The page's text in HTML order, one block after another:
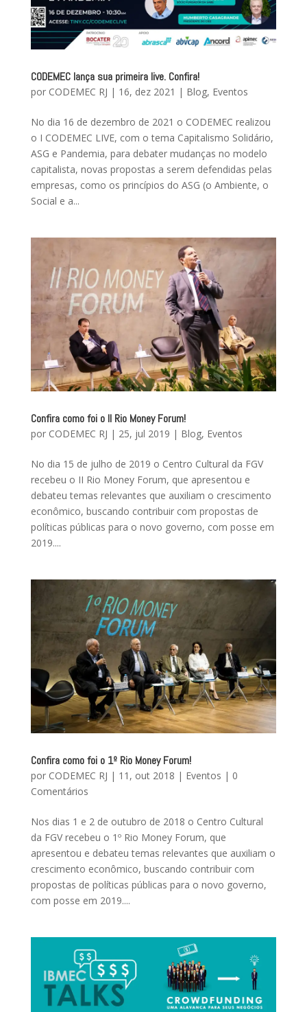
CODEMEC lança sua primeira live. Confira!
por CODEMEC RJ | 16, dez 2021 | Blog, Eventos
No dia 16 de dezembro de 2021 o CODEMEC realizou
o I CODEMEC LIVE, com o tema Capitalismo Solidário,
ASG e Pandemia, para debater mudanças no modelo
capitalista, novas propostas a serem defendidas pelas
empresas, como os princípios do ASG (o Ambiente, o
Social e a...
Confira como foi o II Rio Money Forum!
por CODEMEC RJ | 25, jul 2019 | Blog, Eventos
No dia 15 de julho de 2019 o Centro Cultural da FGV
recebeu o II Rio Money Forum, que apresentou e
debateu temas relevantes que auxiliam o crescimento
econômico, buscando contribuir com propostas de
políticas públicas para o novo governo, com posse em
2019....
Confira como foi o 1º Rio Money Forum!
por CODEMEC RJ | 11, out 2018 | Eventos | 0
Comentários
Nos dias 1 e 2 de outubro de 2018 o Centro Cultural
da FGV recebeu o 1º Rio Money Forum, que
apresentou e debateu temas relevantes que auxiliam o
crescimento econômico, buscando contribuir com
propostas de políticas públicas para o novo governo,
com posse em 2019....